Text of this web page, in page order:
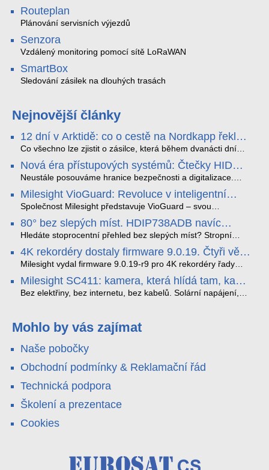
Routeplan
Plánování servisních výjezdů
Senzora
Vzdálený monitoring pomocí sítě LoRaWAN
SmartBox
Sledování zásilek na dlouhých trasách
Nejnovější články
12 dní v Arktidě: co o cestě na Nordkapp řekla
data ze SMARTBOX 2 MAX
Co všechno lze zjistit o zásilce, která během dvanácti dní
projede Arktidou? SMARTBOX 2 MAX jsme vzali na trasu z
Tromsø přes Lofoty, Kirunu a finské Laponsko až na
Nordkapp. Bez jediného dobití, v mrazu až −13 °C a mimo
otřesy i náklon. Výsledkem není jen čára na mapě, ale
podrobný datový příběh celé cesty.
Nová éra přístupových systémů: Čtečky HID
Signo
Neustále posouváme hranice bezpečnosti a digitalizace.
v oblasti kontroly přístupu – moderní a vysoce univerzální
čtečky HID Signo.
Milesight VioGuard: Revoluce v inteligentní
detekci dopravních přestupků
Společnost Milesight představuje VioGuard – svou
dopravních přestupků. Tento systém, poháněný
sofistikovanými algoritmy umělé inteligence (AI), je navržen
tak, aby poskytoval komplexní nástroje pro vymáhání
dopravních předpisů, zvyšoval bezpečnost na silnicích a
optimalizoval plynulost dopravy v moderních městech.
80° bez slepých míst. HDIP738ADB navíc
streamuje na YouTube – bez PC.
Hledáte stoprocentní přehled bez slepých míst? Stropní
panoramatická kamera HDIP738ADB skládá obraz ze dvou
4MP senzorů SONY do jednoho čistého 180° záběru bez
zkreslení. K tomu přidává AI detekci osob a vozidel,
YouTube – bez běžícího počítače.
4K rekordéry dostaly firmware 9.0.19. Čtyři věci,
které musíte vědět.
Milesight vydal firmware 9.0.19-r9 pro 4K rekordéry řady
které vám zjednoduší práci – a jedna z nich vám ušetří
spoustu zbytečných výjezdů k zákazníkům.
Milesight SC411: kamera, která hlídá tam, kam
kabel nedosáhne
Bez elektřiny, bez internetu, bez kabelů. Solární napájení,
váš telefon. Podívejte se na video.
Mohlo by vás zajímat
Naše pobočky
Obchodní podmínky & Reklamační řád
Technická podpora
Školení a prezentace
Cookies